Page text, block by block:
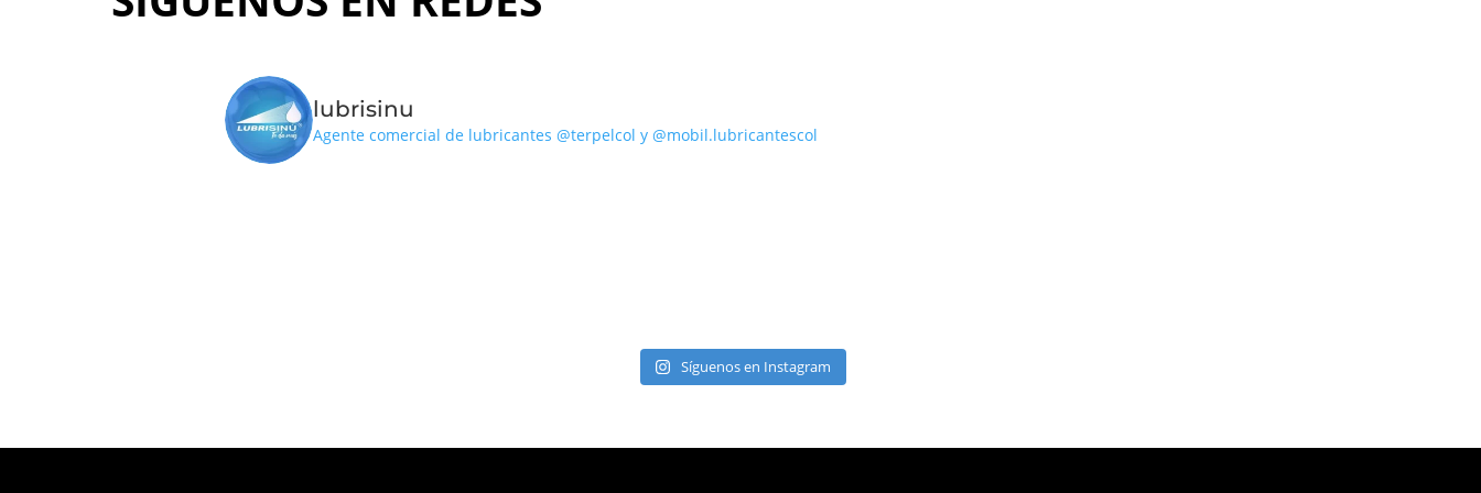
lubrisinu
Agente comercial de lubricantes @terpelcol y @mobil.lubricantescol
Síguenos en Instagram